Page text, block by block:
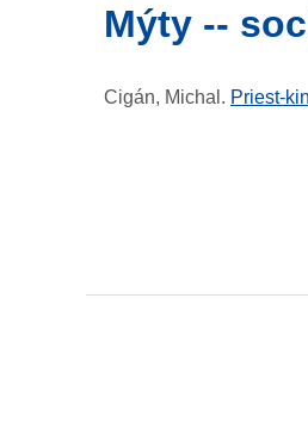
mýty --
Cigán, Michal . Priest-